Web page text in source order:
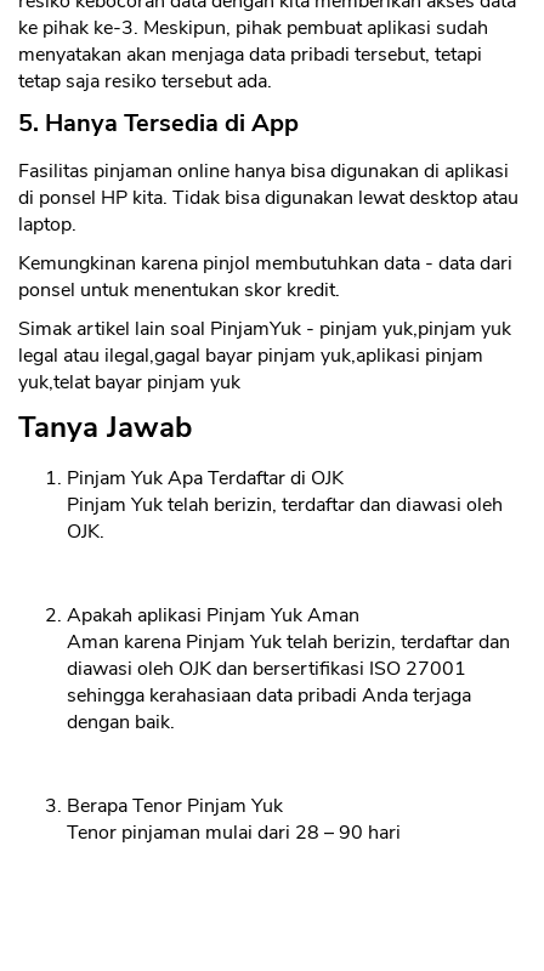
ke pihak ke-3. Meskipun, pihak pembuat aplikasi sudah
menyatakan akan menjaga data pribadi tersebut, tetapi
tetap saja resiko tersebut ada.
5. Hanya Tersedia di App
Fasilitas pinjaman online hanya bisa digunakan di aplikasi
di ponsel HP kita. Tidak bisa digunakan lewat desktop atau
laptop.
Kemungkinan karena pinjol membutuhkan data - data dari
ponsel untuk menentukan skor kredit.
Simak artikel lain soal PinjamYuk - pinjam yuk,pinjam yuk
legal atau ilegal,gagal bayar pinjam yuk,aplikasi pinjam
yuk,telat bayar pinjam yuk
Tanya Jawab
Pinjam Yuk Apa Terdaftar di OJK
Pinjam Yuk telah berizin, terdaftar dan diawasi oleh
OJK.
Apakah aplikasi Pinjam Yuk Aman
Aman karena Pinjam Yuk telah berizin, terdaftar dan
diawasi oleh OJK dan bersertifikasi ISO 27001
sehingga kerahasiaan data pribadi Anda terjaga
dengan baik.
Berapa Tenor Pinjam Yuk
Tenor pinjaman mulai dari 28 – 90 hari